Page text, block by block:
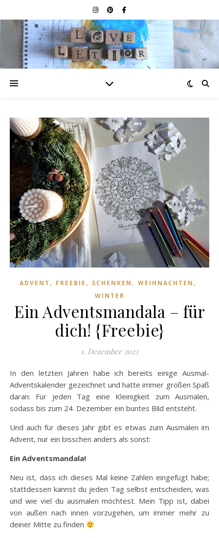
ADVENT , FREEBIE , SCHENKEN , WEIHNACHTEN ,
WINTER
Ein Adventsmandala – für
dich! {Freebie}
1. Dezember 2023
In den letzten Jahren habe ich bereits einige Ausmal-
Adventskalender gezeichnet und hatte immer großen Spaß
daran: Für jeden Tag eine Kleinigkeit zum Ausmalen,
sodass bis zum 24. Dezember ein buntes Bild entsteht.
Und auch für dieses Jahr gibt es etwas zum Ausmalen im
Advent, nur ein bisschen anders als sonst:
Ein Adventsmandala!
Neu ist, dass ich dieses Mal keine Zahlen eingefügt habe;
stattdessen kannst du jeden Tag selbst entscheiden, was
und wie viel du ausmalen möchtest. Mein Tipp ist, dabei
von außen nach innen vorzugehen, um immer mehr zu
deiner Mitte zu finden